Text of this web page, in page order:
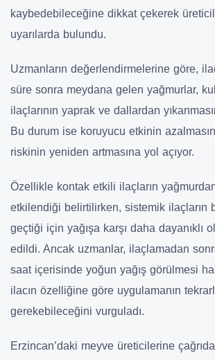
kaybedebileceğine dikkat çekerek
uyarılarda bulundu.
Uzmanların değerlendirmelerine göre,
süre sonra meydana gelen yağmurlar,
ilaçlarının yaprak ve dallardan
Bu durum ise koruyucu etkinin
riskinin yeniden artmasına yol açıyor.
Özellikle kontak etkili ilaçların
etkilendiği belirtilirken, sistemik ilaçların
geçtiği için yağışa karşı daha dayanıklı
edildi. Ancak uzmanlar, ilaçlamadan
saat içerisinde yoğun yağış görülmesi
ilacın özelliğine göre uygulamanın
gerekebileceğini vurguladı.
Erzincan’daki meyve üreticilerine